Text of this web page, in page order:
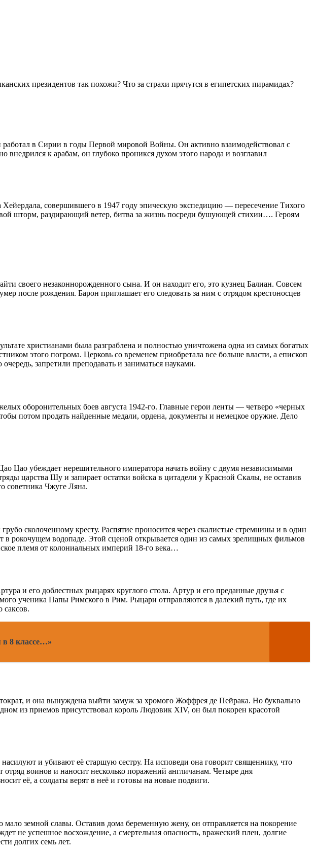
президентов так похожи? Что за страхи прячутся в египетских пирамидах?
в Сирии в годы Первой мировой Войны. Он активно взаимодействовал с
к арабам, он глубоко проникся духом этого народа и возглавил
совершившего в 1947 году эпическую экспедицию — пересечение Тихого
шторм, раздирающий ветер, битва за жизнь посреди бушующей стихии…. Героям
своего незаконнорожденного сына. И он находит его, это кузнец Балиан. Совсем
после рождения. Барон приглашает его следовать за ним с отрядом крестоносцев
христианами была разграблена и полностью уничтожена одна из самых богатых
этого погрома. Церковь со временем приобретала все больше власти, а епископ
запретили преподавать и заниматься науками.
оборонительных боев августа 1942-го. Главные герои ленты — четверо «черных
потом продать найденные медали, ордена, документы и немецкое оружие. Дело
Цао убеждает нерешительного императора начать войну с двумя независимыми
царства Шу и запирает остатки войска в цитадели у Красной Скалы, не оставив
советника Чжуге Ляна.
сколоченному кресту. Распятие проносится через скалистые стремнины и в один
рокочущем водопаде. Этой сценой открывается один из самых зрелищных фильмов
племя от колониальных империй 18-го века…
и его доблестных рыцарях круглого стола. Артур и его преданные друзья с
ученика Папы Римского в Рим. Рыцари отправляются в далекий путь, где их
саксов.
в 8 классе…»
и она вынуждена выйти замуж за хромого Жоффрея де Пейрака. Но буквально
из приемов присутствовал король Людовик XIV, он был покорен красотой
и убивают её старшую сестру. На исповеди она говорит священнику, что
воинов и наносит несколько поражений англичанам. Четыре дня
её, а солдаты верят в неё и готовы на новые подвиги.
земной славы. Оставив дома беременную жену, он отправляется на покорение
не успешное восхождение, а смертельная опасность, вражеский плен, долгие
долгих семь лет.